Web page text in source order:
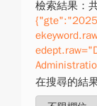
檢索結果：
在搜尋的結